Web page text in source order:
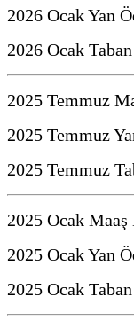
2026 Ocak Yan
2026 Ocak
2025 Temmuz
2025 Temmuz
2025 Temmuz
2025 Ocak Maaş
2025 Ocak Yan
2025 Ocak